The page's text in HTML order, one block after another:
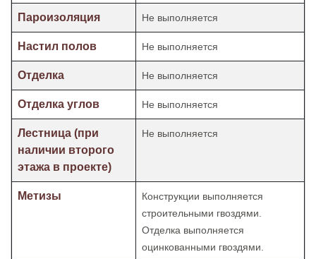
Пароизоляция Не выполняется
Настил полов Не выполняется
Отделка Не выполняется
Отделка углов Не выполняется
Лестница (при
наличии второго
этажа в проекте)
Не выполняется
Метизы
Конструкции выполняется
строительными гвоздями.
Отделка выполняется
оцинкованными гвоздями.